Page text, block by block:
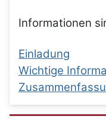
Informationen
Einladung
Wichtige